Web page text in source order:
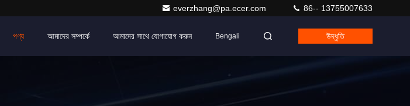
everzhang@pa.ecer.com 86-- 13755007633
পণ্য আমাদের সম্পর্কে আমাদের সাথে যোগাযোগ করুন Bengali উদ্ধৃতি